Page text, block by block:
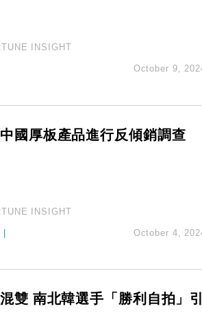
INSIGHT
October 9,
國厚板產品進行反傾銷調查
INSIGHT
| October 4,
雙 南北韓選手「勝利自拍」引